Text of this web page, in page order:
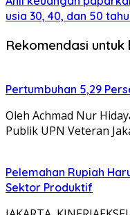
usia 30, 40, dan 50
Rekomendasi untuk
Pertumbuhan 5,29
Oleh Achmad Nur
Publik UPN Veteran
Pelemahan Rupiah
Sektor Produktif